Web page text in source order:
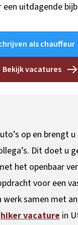
uitdagende
als chauffeur
Bekijk vacatures
op en brengt
Dit doet u
het openbaar
voor een
samen met
hiker vacature in